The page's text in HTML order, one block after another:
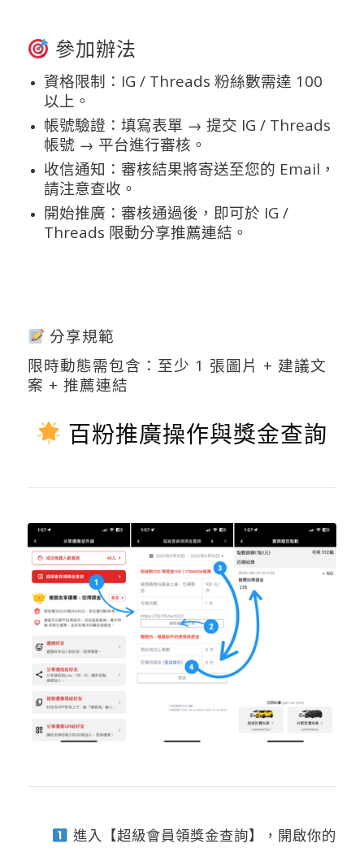
參加辦法
資格限制：IG / Threads 粉絲數需達 100
以上。
帳號驗證：填寫表單 → 提交 IG / Threads
帳號 → 平台進行審核。
收信通知：審核結果將寄送至您的 Email，
請注意查收。
開始推廣：審核通過後，即可於 IG /
Threads 限動分享推薦連結。
分享規範
限時動態需包含：至少 1 張圖片 + 建議文
案 + 推薦連結
百粉推廣操作與獎金查詢
進入【超級會員領獎金查詢】，開啟你的